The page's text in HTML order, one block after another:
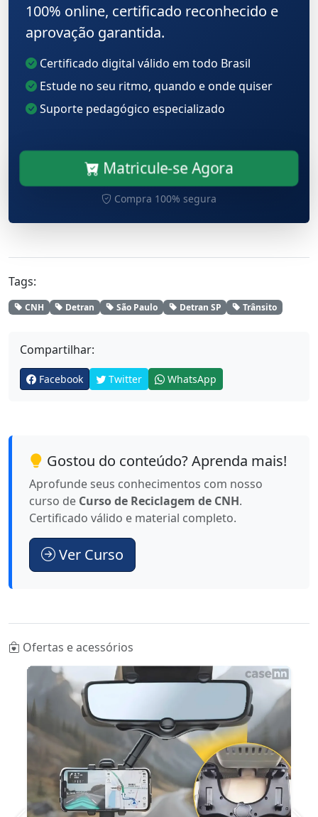
100% online, certificado reconhecido e
aprovação garantida.
Certificado digital válido em todo Brasil
Estude no seu ritmo, quando e onde quiser
Suporte pedagógico especializado
Matricule-se Agora
Compra 100% segura
Tags:
CNH Detran São Paulo Detran SP Trânsito
Compartilhar:
Facebook Twitter WhatsApp
Gostou do conteúdo? Aprenda mais!
Aprofunde seus conhecimentos com nosso
curso de Curso de Reciclagem de CNH.
Certificado válido e material completo.
Ver Curso
Ofertas e acessórios